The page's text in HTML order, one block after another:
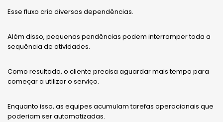
Esse fluxo cria diversas dependências.
Além disso, pequenas pendências podem interromper toda a
sequência de atividades.
Como resultado, o cliente precisa aguardar mais tempo para
começar a utilizar o serviço.
Enquanto isso, as equipes acumulam tarefas operacionais que
poderiam ser automatizadas.